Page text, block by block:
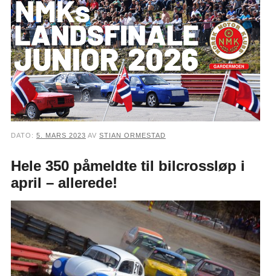
DATO: 5. MARS 2023 AV STIAN ORMESTAD
Hele 350 påmeldte til bilcrossløp i
april – allerede!